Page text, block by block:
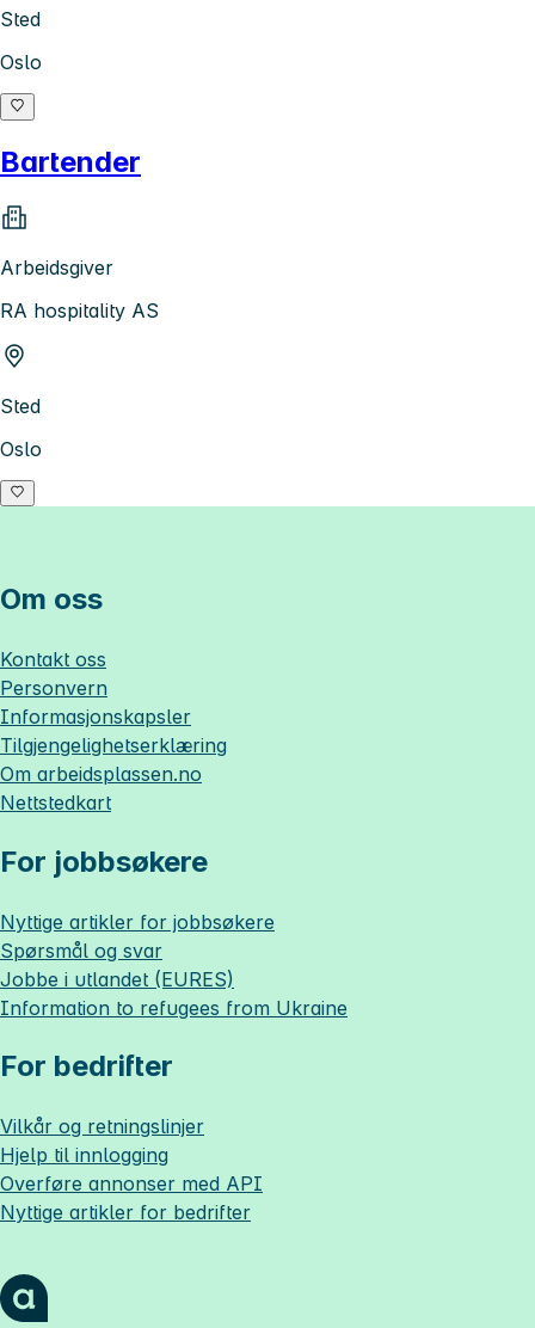
Sted
Oslo
Bartender
Arbeidsgiver
RA hospitality AS
Sted
Oslo
Om oss
Kontakt oss
Personvern
Informasjonskapsler
Tilgjengelighetserklæring
Om arbeidsplassen.no
Nettstedkart
For jobbsøkere
Nyttige artikler for jobbsøkere
Spørsmål og svar
Jobbe i utlandet (EURES)
Information to refugees from Ukraine
For bedrifter
Vilkår og retningslinjer
Hjelp til innlogging
Overføre annonser med API
Nyttige artikler for bedrifter